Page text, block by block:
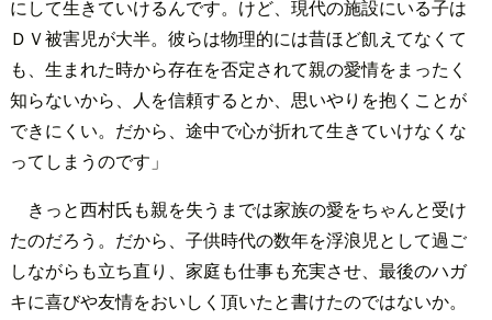
にして生きていけるんです。けど、現代の施設にいる子は
ＤＶ被害児が大半。彼らは物理的には昔ほど飢えてなくて
も、生まれた時から存在を否定されて親の愛情をまったく
知らないから、人を信頼するとか、思いやりを抱くことが
できにくい。だから、途中で心が折れて生きていけなくな
ってしまうのです」
きっと西村氏も親を失うまでは家族の愛をちゃんと受け
たのだろう。だから、子供時代の数年を浮浪児として過ご
しながらも立ち直り、家庭も仕事も充実させ、最後のハガ
キに喜びや友情をおいしく頂いたと書けたのではないか。